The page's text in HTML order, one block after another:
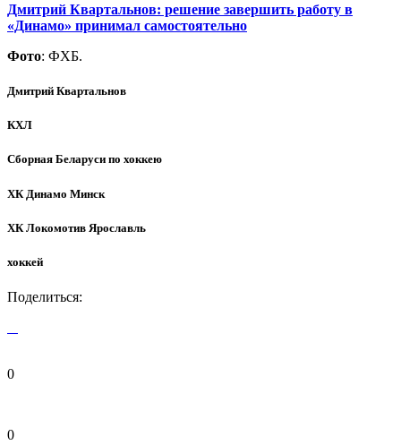
Дмитрий Квартальнов: решение завершить работу в
«Динамо» принимал самостоятельно
Фото: ФХБ.
Дмитрий Квартальнов
КХЛ
Сборная Беларуси по хоккею
ХК Динамо Минск
ХК Локомотив Ярославль
хоккей
Поделиться:
0
0